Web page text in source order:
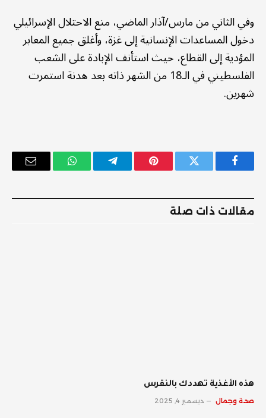
وفي الثاني من مارس/آذار الماضي، منع الاحتلال الإسرائيلي
دخول المساعدات الإنسانية إلى غزة، وأغلق جميع المعابر
المؤدية إلى القطاع، حيث استأنف الإبادة على الشعب
الفلسطيني في الـ18 من الشهر ذاته بعد هدنة استمرت
شهرين.
فيسبوك تويتر بينتيريستتيلقرام واتساب
البريد
مقالات ذات صلة
‫هذه الأغذية تهددك بالنقرس
صحة وجمال ديسمبر 4, 2025